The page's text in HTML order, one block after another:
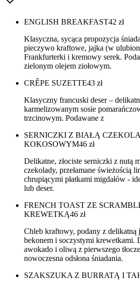
ENGLISH BREAKFAST42 zł
Klasyczna, sycąca propozycja
pieczywo kraftowe, jajka (w
Frankfurterki i kremowy serek.
zielonym olejem ziołowym.
CRÊPE SUZETTE43 zł
Klasyczny francuski deser –
karmelizowanym sosie
trzcinowym. Podawane z
SERNICZKI Z BIAŁĄ
KOKOSOWYM46 zł
Delikatne, złociste serniczki z nutą
czekolady, przełamane świeżością
chrupiącymi płatkami migdałów -
lub deser.
FRENCH TOAST ZE
KREWETKĄ46 zł
Chleb kraftowy, podany z delikatną
bekonem i soczystymi krewetkami.
awokado i oliwą z pierwszego
nowoczesna odsłona śniadania.
SZAKSZUKA Z BURRATĄ I